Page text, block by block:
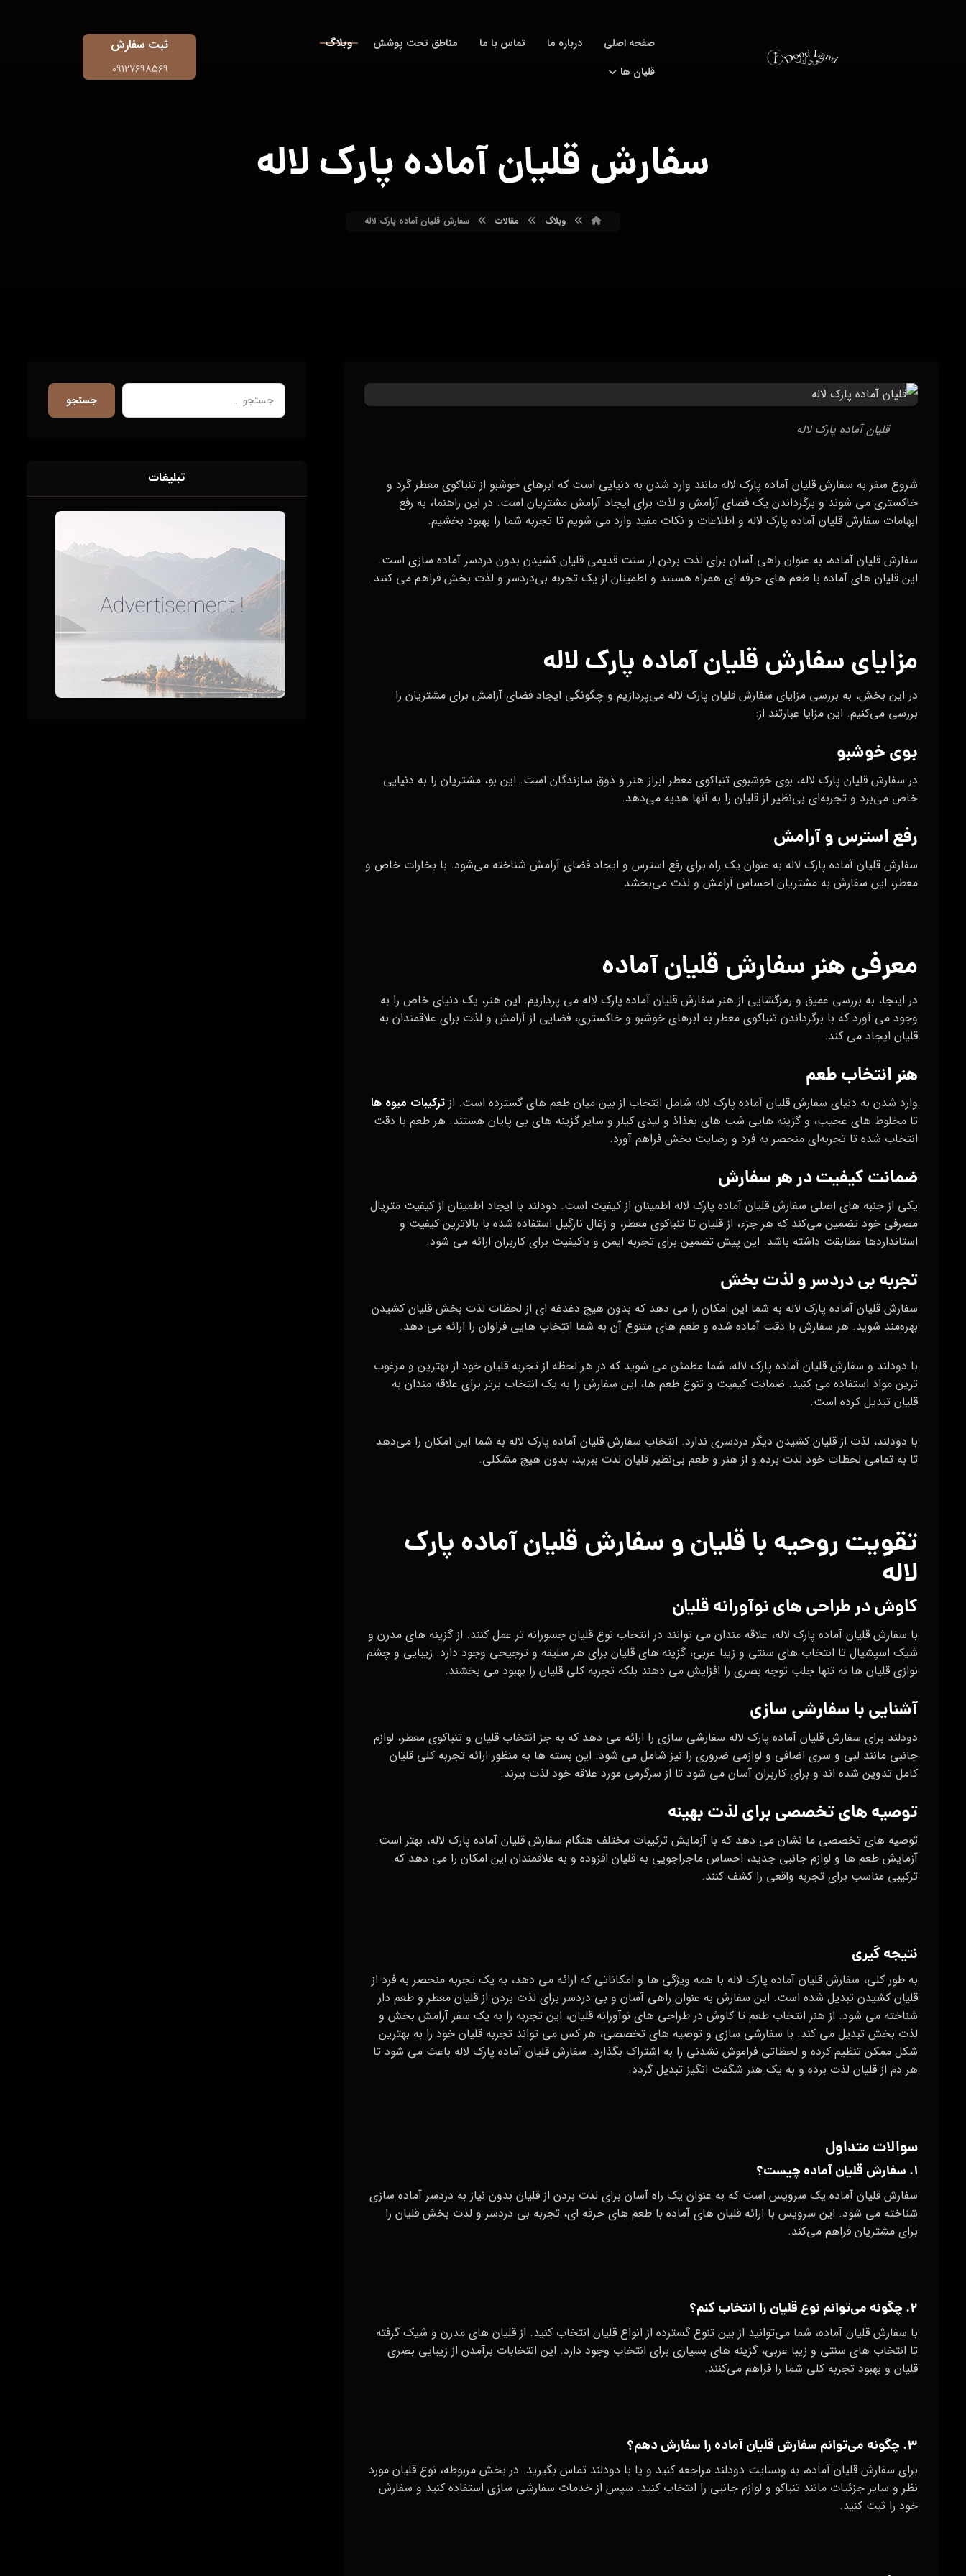
صفحه اصلی درباره ما تماس با ما مناطق تحت پوشش وبلاگ
قلیان ها
ثبت سفارش
۰۹۱۲۷۶۹۸۵۶۹
سفارش قلیان آماده پارک لاله
وبلاگ مقالات سفارش قلیان آماده پارک لاله
قلیان آماده پارک لاله
شروع سفر به سفارش قلیان آماده پارک لاله مانند وارد شدن به دنیایی است که ابرهای خوشبو از تنباکوی معطر گرد و
خاکستری می‌ شوند و برگرداندن یک فضای آرامش و لذت برای ایجاد آرامش مشتریان است. در این راهنما، به رفع
ابهامات سفارش قلیان آماده پارک لاله و اطلاعات و نکات مفید وارد می‌ شویم تا تجربه شما را بهبود بخشیم.
سفارش قلیان آماده، به عنوان راهی آسان برای لذت بردن از سنت قدیمی قلیان کشیدن بدون دردسر آماده‌ سازی است.
این قلیان‌ های آماده با طعم‌ های حرفه‌ ای همراه هستند و اطمینان از یک تجربه بی‌دردسر و لذت‌ بخش فراهم می‌ کنند.
مزایای سفارش قلیان آماده پارک لاله
در این بخش، به بررسی مزایای سفارش قلیان پارک لاله می‌پردازیم و چگونگی ایجاد فضای آرامش برای مشتریان را
بررسی می‌کنیم. این مزایا عبارتند از:
بوی خوشبو
در سفارش قلیان پارک لاله، بوی خوشبوی تنباکوی معطر ابراز هنر و ذوق سازندگان است. این بو، مشتریان را به دنیایی
خاص می‌برد و تجربه‌ای بی‌نظیر از قلیان را به آنها هدیه می‌دهد.
رفع استرس و آرامش
سفارش قلیان آماده پارک لاله به عنوان یک راه برای رفع استرس و ایجاد فضای آرامش شناخته می‌شود. با بخارات خاص و
معطر، این سفارش به مشتریان احساس آرامش و لذت می‌بخشد.
معرفی هنر سفارش قلیان آماده
در اینجا، به بررسی عمیق و رمزگشایی از هنر سفارش قلیان آماده پارک لاله می‌ پردازیم. این هنر، یک دنیای خاص را به
وجود می‌ آورد که با برگرداندن تنباکوی معطر به ابرهای خوشبو و خاکستری، فضایی از آرامش و لذت برای علاقمندان به
قلیان ایجاد می‌ کند.
هنر انتخاب طعم
وارد شدن به دنیای سفارش قلیان آماده پارک لاله شامل انتخاب از بین میان طعم‌ های گسترده است. از ترکیبات میوه‌ ها
تا مخلوط‌ های عجیب، و گزینه هایی شب های بغذاذ و لیدی کیلر و سایر گزینه ‌های بی ‌پایان هستند. هر طعم با دقت
انتخاب شده تا تجربه‌ای منحصر به فرد و رضایت‌ بخش فراهم آورد.
ضمانت کیفیت در هر سفارش
یکی از جنبه‌ های اصلی سفارش قلیان آماده پارک لاله اطمینان از کیفیت است. دودلند با ایجاد اطمینان از کیفیت متریال
مصرفی خود تضمین می‌کند که هر جزء، از قلیان تا تنباکوی معطر، و زغال نارگیل استفاده شده با بالاترین کیفیت و
استانداردها مطابقت داشته باشد. این پیش‌ تضمین برای تجربه ایمن و باکیفیت برای کاربران ارائه می‌ شود.
تجربه بی‌ دردسر و لذت‌ بخش
سفارش قلیان آماده پارک لاله به شما این امکان را می‌ دهد که بدون هیچ دغدغه‌ ای از لحظات لذت بخش قلیان کشیدن
بهره‌مند شوید. هر سفارش با دقت آماده شده و طعم‌ های متنوع آن به شما انتخاب‌ هایی فراوان را ارائه می‌ دهد.
با دودلند و سفارش قلیان آماده پارک لاله، شما مطمئن می‌ شوید که در هر لحظه از تجربه قلیان خود از بهترین و مرغوب‌
ترین مواد استفاده می‌ کنید. ضمانت کیفیت و تنوع طعم‌ ها، این سفارش را به یک انتخاب برتر برای علاقه‌ مندان به
قلیان تبدیل کرده است.
با دودلند، لذت از قلیان کشیدن دیگر دردسری ندارد. انتخاب سفارش قلیان آماده پارک لاله به شما این امکان را می‌دهد
تا به تمامی لحظات خود لذت برده و از هنر و طعم بی‌نظیر قلیان لذت ببرید، بدون هیچ مشکلی.
تقویت روحیه با قلیان و سفارش قلیان آماده پارک
لاله
کاوش در طراحی‌ های نوآورانه قلیان
با سفارش قلیان آماده پارک لاله، علاقه‌ مندان می‌ توانند در انتخاب نوع قلیان جسورانه تر عمل کنند. از گزینه‌ های مدرن و
شیک اسپشیال تا انتخاب‌ های سنتی و زیبا عربی، گزینه‌ های قلیان برای هر سلیقه و ترجیحی وجود دارد. زیبایی و چشم
نوازی قلیان ها نه تنها جلب توجه بصری را افزایش می‌ دهند بلکه تجربه کلی قلیان را بهبود می‌ بخشند.
آشنایی با سفارشی سازی
دودلند برای سفارش قلیان آماده پارک لاله سفارشی سازی را ارائه می‌ دهد که به جز انتخاب قلیان و تنباکوی معطر، لوازم
جانبی مانند لبی و سری اضافی و لوازمی ضروری را نیز شامل می‌ شود. این بسته‌ ها به منظور ارائه تجربه کلی قلیان
کامل تدوین شده‌ اند و برای کاربران آسان می‌ شود تا از سرگرمی مورد علاقه خود لذت ببرند.
توصیه‌ های تخصصی برای لذت بهینه
توصیه‌ های تخصصی ما نشان می‌ دهد که با آزمایش ترکیبات مختلف هنگام سفارش قلیان آماده پارک لاله، بهتر است.
آزمایش طعم‌ ها و لوازم جانبی جدید، احساس ماجراجویی به قلیان افزوده و به علاقمندان این امکان را می‌ دهد که
ترکیبی مناسب برای تجربه واقعی را کشف کنند.
نتیجه گیری
به طور کلی، سفارش قلیان آماده پارک لاله با همه ویژگی‌ ها و امکاناتی که ارائه می‌ دهد، به یک تجربه منحصر به فرد از
قلیان کشیدن تبدیل شده است. این سفارش به عنوان راهی آسان و بی‌ دردسر برای لذت بردن از قلیان معطر و طعم‌ دار
شناخته می‌ شود. از هنر انتخاب طعم تا کاوش در طراحی‌ های نوآورانه قلیان، این تجربه را به یک سفر آرامش‌ بخش و
لذت‌ بخش تبدیل می‌ کند. با سفارشی‌ سازی و توصیه‌ های تخصصی، هر کس می‌ تواند تجربه قلیان خود را به بهترین
شکل ممکن تنظیم کرده و لحظاتی فراموش‌ نشدنی را به اشتراک بگذارد. سفارش قلیان آماده پارک لاله باعث می‌ شود تا
هر دم از قلیان لذت برده و به یک هنر شگفت‌ انگیز تبدیل گردد.
سوالات متداول
۱. سفارش قلیان آماده چیست؟
سفارش قلیان آماده یک سرویس است که به عنوان یک راه آسان برای لذت بردن از قلیان بدون نیاز به دردسر آماده‌ سازی
شناخته می‌ شود. این سرویس با ارائه قلیان‌ های آماده با طعم‌ های حرفه‌ ای، تجربه بی‌ دردسر و لذت‌ بخش قلیان را
برای مشتریان فراهم می‌کند.
۲. چگونه می‌توانم نوع قلیان را انتخاب کنم؟
با سفارش قلیان آماده، شما می‌توانید از بین تنوع گسترده از انواع قلیان انتخاب کنید. از قلیان‌ های مدرن و شیک گرفته
تا انتخاب‌ های سنتی و زیبا عربی، گزینه‌ های بسیاری برای انتخاب وجود دارد. این انتخابات برآمدن از زیبایی بصری
قلیان و بهبود تجربه کلی شما را فراهم می‌کنند.
۳. چگونه می‌توانم سفارش قلیان آماده را سفارش دهم؟
برای سفارش قلیان آماده، به وبسایت دودلند مراجعه کنید و یا با دودلند تماس بگیرید. در بخش مربوطه، نوع قلیان مورد
نظر و سایر جزئیات مانند تنباکو و لوازم جانبی را انتخاب کنید. سپس از خدمات سفارشی‌ سازی استفاده کنید و سفارش
خود را ثبت کنید.
جستجو
تبلیغات